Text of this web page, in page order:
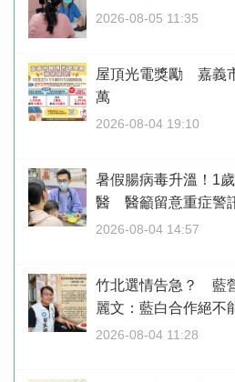
2026-08-05 11:35
屋頂光電獎勵 嘉義
萬
2026-08-04 19:10
暑假腸病毒升溫！1
醫 醫籲留意重症警
2026-08-04 14:57
竹北選情告急？ 藍
麗文：藍白合作絕不
2026-08-04 11:28